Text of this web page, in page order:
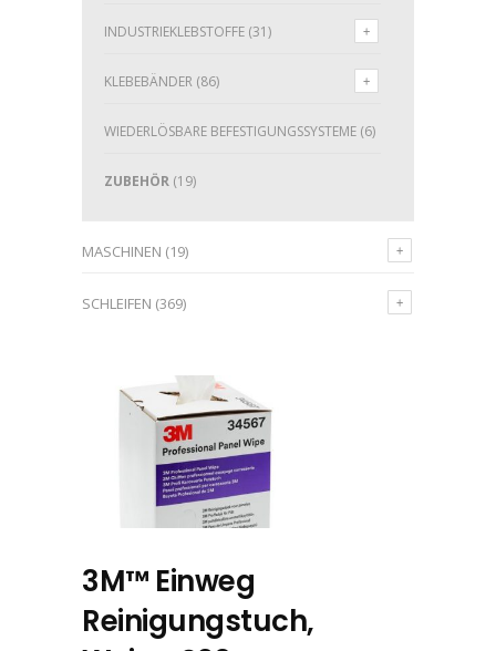
INDUSTRIEKLEBSTOFFE (31)
KLEBEBÄNDER (86)
WIEDERLÖSBARE BEFESTIGUNGSSYSTEME (6)
ZUBEHÖR (19)
MASCHINEN (19)
SCHLEIFEN (369)
3M™ Einweg
Reinigungstuch,